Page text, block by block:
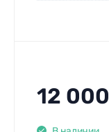
12 000